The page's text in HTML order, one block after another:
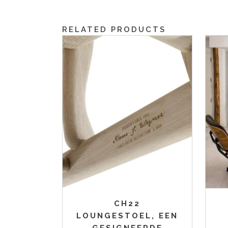
RELATED PRODUCTS
CH22
LOUNGESTOEL, EEN